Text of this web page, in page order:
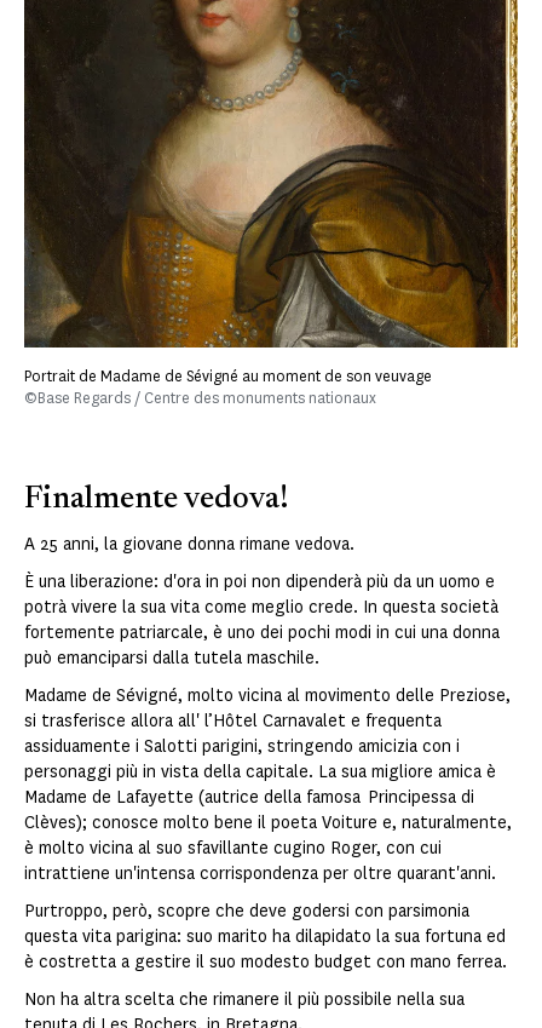
Portrait de Madame de Sévigné au moment de son veuvage
©Base Regards / Centre des monuments nationaux
Finalmente vedova!
A 25 anni, la giovane donna rimane vedova.
È una liberazione: d'ora in poi non dipenderà più da un uomo e
potrà vivere la sua vita come meglio crede. In questa società
fortemente patriarcale, è uno dei pochi modi in cui una donna
può emanciparsi dalla tutela maschile.
Madame de Sévigné, molto vicina al movimento delle Preziose,
si trasferisce allora all' l’Hôtel Carnavalet e frequenta
assiduamente i Salotti parigini, stringendo amicizia con i
personaggi più in vista della capitale. La sua migliore amica è
Madame de Lafayette (autrice della famosa Principessa di
Clèves); conosce molto bene il poeta Voiture e, naturalmente,
è molto vicina al suo sfavillante cugino Roger, con cui
intrattiene un'intensa corrispondenza per oltre quarant'anni.
Purtroppo, però, scopre che deve godersi con parsimonia
questa vita parigina: suo marito ha dilapidato la sua fortuna ed
è costretta a gestire il suo modesto budget con mano ferrea.
Non ha altra scelta che rimanere il più possibile nella sua